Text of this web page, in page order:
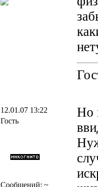
12.01.07 13:22
Гость
Сообщений: ~
Но